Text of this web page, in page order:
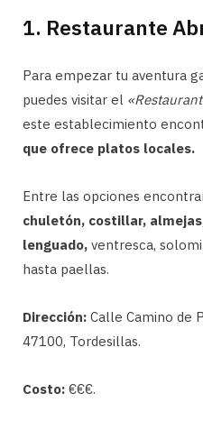
1. Restaurante
Para empezar tu aventura
puedes visitar el
este establecimiento
que ofrece platos locales.
Entre las opciones
chuletón, costillar,
lenguado, ventresca,
hasta paellas.
Dirección: Calle Camino de
47100, Tordesillas.
Costo: €€€.